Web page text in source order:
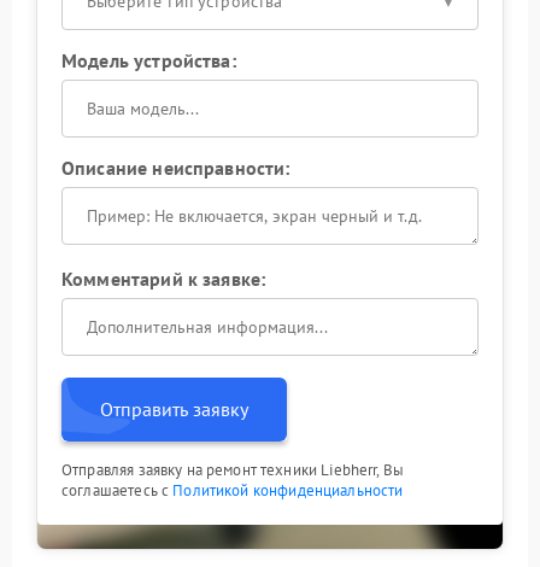
Модель устройства:
Описание неисправности:
Комментарий к заявке:
Отправить заявку
Отправляя заявку на ремонт техники Liebherr, Вы
соглашаетесь с Политикой конфиденциальности